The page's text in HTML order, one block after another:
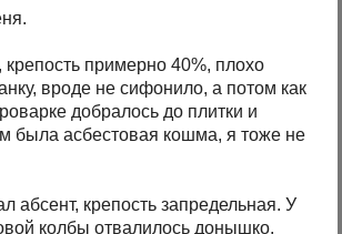
примерно 40%, плохо
вроде не сифонило, а потом как
добралось до плитки и
была асбестовая кошма, я тоже не
абсент, крепость запредельная. У
колбы отвалилось донышко.